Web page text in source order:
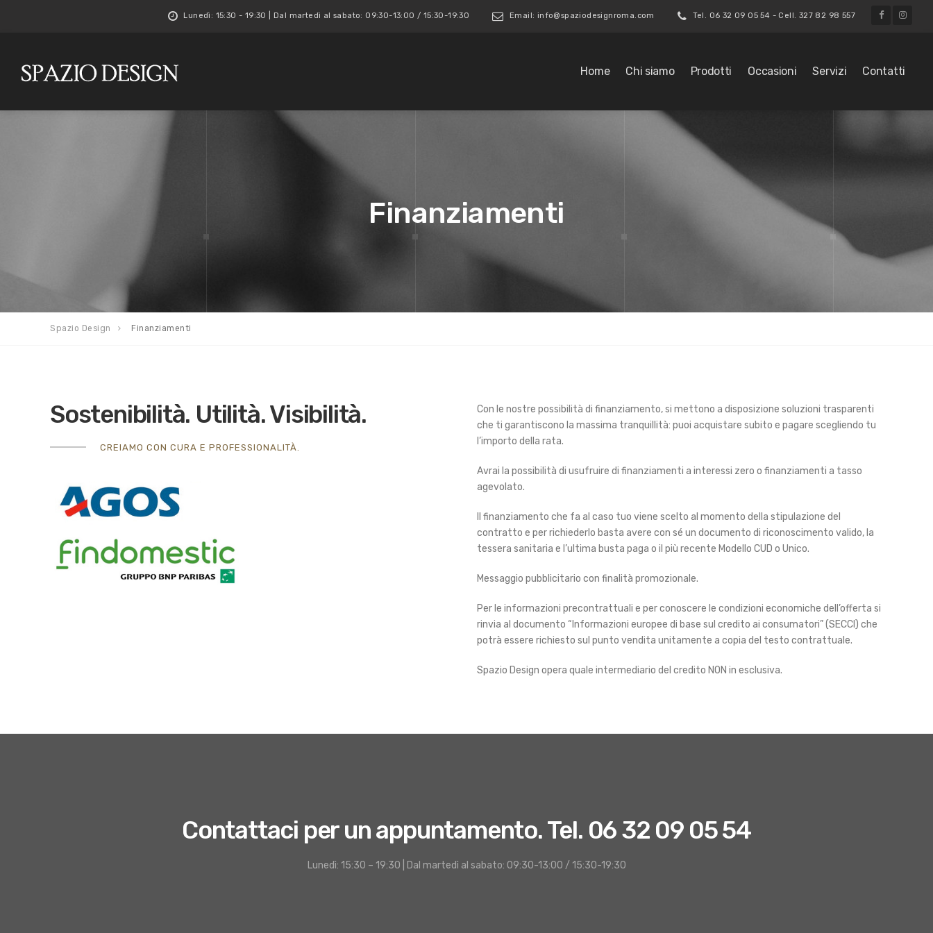
Lunedì: 15:30 - 19:30 | Dal martedì al sabato: 09:30-13:00 / 15:30-19:30 Email: info@spaziodesignroma.com Tel. 06 32 09 05 54 - Cell. 327 82 98 557
Home Chi siamo Prodotti Occasioni Servizi Contatti
Finanziamenti
Spazio Design Finanziamenti
Sostenibilità. Utilità. Visibilità.
CREIAMO CON CURA E PROFESSIONALITÀ.
Con le nostre possibilità di finanziamento, si mettono a disposizione soluzioni trasparenti
che ti garantiscono la massima tranquillità: puoi acquistare subito e pagare scegliendo tu
l’importo della rata.
Avrai la possibilità di usufruire di finanziamenti a interessi zero o finanziamenti a tasso
agevolato.
Il finanziamento che fa al caso tuo viene scelto al momento della stipulazione del
contratto e per richiederlo basta avere con sé un documento di riconoscimento valido, la
tessera sanitaria e l’ultima busta paga o il più recente Modello CUD o Unico.
Messaggio pubblicitario con finalità promozionale.
Per le informazioni precontrattuali e per conoscere le condizioni economiche dell’offerta si
rinvia al documento “Informazioni europee di base sul credito ai consumatori” (SECCI) che
potrà essere richiesto sul punto vendita unitamente a copia del testo contrattuale.
Spazio Design opera quale intermediario del credito NON in esclusiva.
Contattaci per un appuntamento. Tel. 06 32 09 05 54
Lunedì: 15:30 – 19:30 | Dal martedì al sabato: 09:30-13:00 / 15:30-19:30